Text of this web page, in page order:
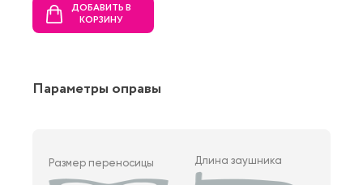
ДОБАВИТЬ В
КОРЗИНУ
Параметры оправы
Размер переносицы Длина заушника